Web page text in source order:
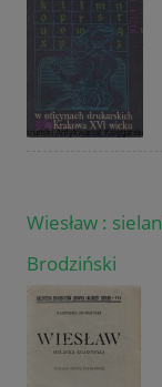
Wiesław :
Brodziński